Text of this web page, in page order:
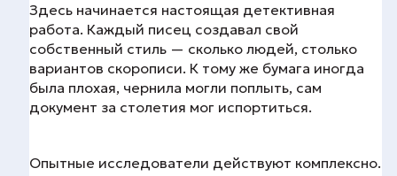
Здесь начинается настоящая детективная
работа. Каждый писец создавал свой
собственный стиль — сколько людей, столько
вариантов скорописи. К тому же бумага иногда
была плохая, чернила могли поплыть, сам
документ за столетия мог испортиться.
Опытные исследователи действуют комплексно.